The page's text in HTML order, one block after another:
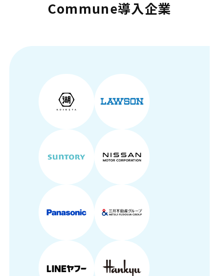
Commune導入企業